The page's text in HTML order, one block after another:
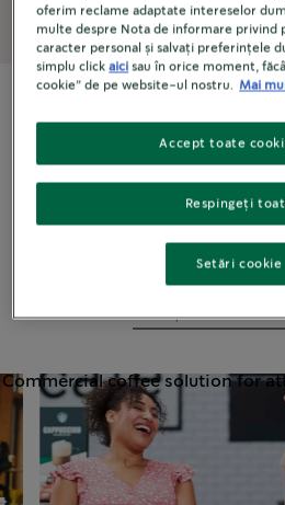
ADAPTAT
Atracții turistice
oferim reclame adaptate intereselor
multe despre Nota de informare privind
caracter personal și salvați preferințele
simplu clickaici sau în orice moment,
cookie” de pe website-ul nostru.
Mai
Respingeți
Accept toate
Setări cookie